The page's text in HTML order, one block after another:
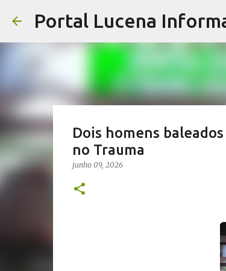
Portal Lucena
Dois homens
no Trauma
junho 09, 2026